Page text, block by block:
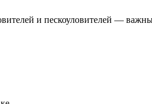
и пескоуловителей —